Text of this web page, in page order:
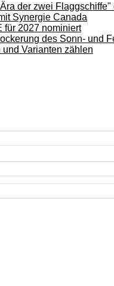
der zwei Flaggschiffe"
Synergie Canada
für 2027 nominiert
des Sonn- und
und Varianten zählen